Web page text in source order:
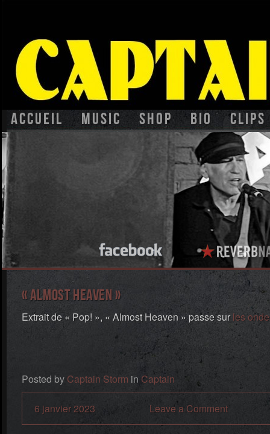
Accueil Music Shop BIO
« Almost Heaven »
Extrait de « Pop! », « Almost Heaven » passe surles
Posted by Captain Storm in Captain
6 janvier 2023 Leave a Comment